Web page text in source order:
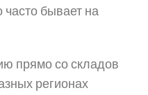
часто бывает на
прямо со складов
регионах